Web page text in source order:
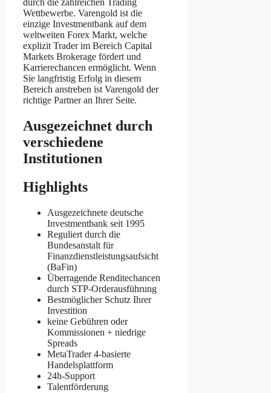
durch die zahlreichen Trading
Wettbewerbe. Varengold ist die
einzige Investmentbank auf dem
weltweiten Forex Markt, welche
explizit Trader im Bereich Capital
Markets Brokerage fördert und
Karrierechancen ermöglicht. Wenn
Sie langfristig Erfolg in diesem
Bereich anstreben ist Varengold der
richtige Partner an Ihrer Seite.
Ausgezeichnet durch
verschiedene
Institutionen
Highlights
Ausgezeichnete deutsche
Investmentbank seit 1995
Reguliert durch die
Bundesanstalt für
Finanzdienstleistungsaufsicht
(BaFin)
Überragende Renditechancen
durch STP-Orderausführung
Bestmöglicher Schutz Ihrer
Investition
keine Gebühren oder
Kommissionen + niedrige
Spreads
MetaTrader 4-basierte
Handelsplattform
24h-Support
Talentförderung